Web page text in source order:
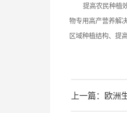
提高农民种植
物专用高产营养解
区域种植结构、提
上一篇：欧